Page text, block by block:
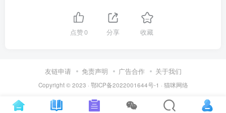
点赞0 分享 收藏
友链申请 免责声明 广告合作 关于我们
Copyright © 2023 · 鄂ICP备2022001644号-1 · 猫咪网络